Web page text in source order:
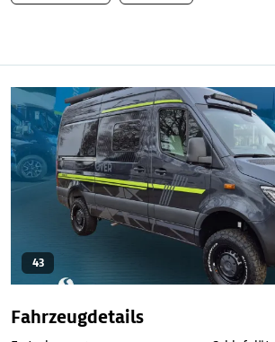
43
Fahrzeugdetails